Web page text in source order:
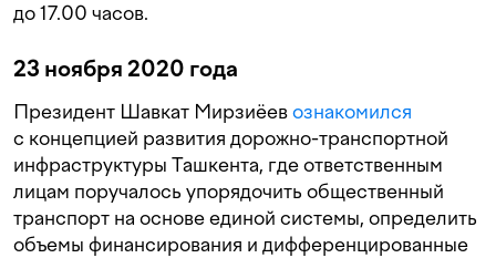
до 17.00 часов.
23 ноября 2020 года
Президент Шавкат Мирзиёевознакомился
с концепцией развития дорожно-транспортной
инфраструктуры Ташкента, где ответственным
лицам поручалось упорядочить общественный
транспорт на основе единой системы, определить
объемы финансирования и дифференцированные